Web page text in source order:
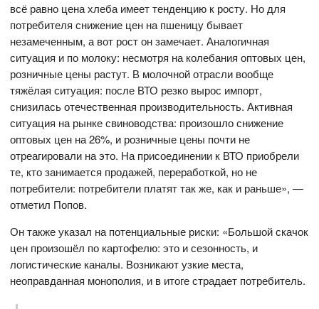
всё равно цена хлеба имеет тенденцию к росту. Но для
потребителя снижение цен на пшеницу бывает
незамеченным, а вот рост он замечает. Аналогичная
ситуация и по молоку: несмотря на колебания оптовых цен,
розничные цены растут. В молочной отрасли вообще
тяжёлая ситуация: после ВТО резко вырос импорт,
снизилась отечественная производительность. Активная
ситуация на рынке свиноводства: произошло снижение
оптовых цен на 26%, и розничные цены почти не
отреагировали на это. На присоединении к ВТО приобрели
те, кто занимается продажей, переработкой, но не
потребители: потребители платят так же, как и раньше», —
отметил Попов.
Он также указал на потенциальные риски: «Большой скачок
цен произошёл по картофелю: это и сезонность, и
логистические каналы. Возникают узкие места,
неоправданная монополия, и в итоге страдает потребитель.